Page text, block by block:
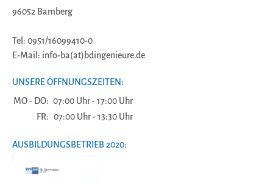
96052 Bamberg
Tel: 0951/16099410-0
E-Mail: info-ba(at)bdingenieure.de
UNSERE ÖFFNUNGSZEITEN:
MO - DO: 07:00 Uhr - 17:00 Uhr
FR: 07:00 Uhr - 13:30 Uhr
AUSBILDUNGSBETRIEB 2020: